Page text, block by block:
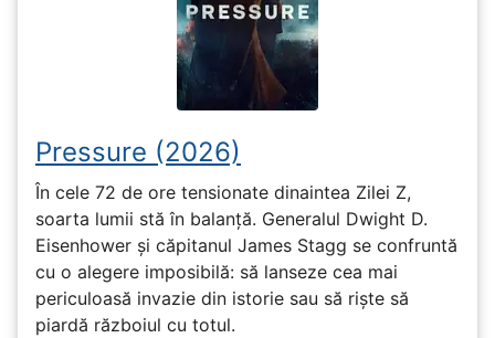
Pressure (2026)
În cele 72 de ore tensionate dinaintea Zilei Z,
soarta lumii stă în balanță. Generalul Dwight D.
Eisenhower și căpitanul James Stagg se confruntă
cu o alegere imposibilă: să lanseze cea mai
periculoasă invazie din istorie sau să riște să
piardă războiul cu totul.